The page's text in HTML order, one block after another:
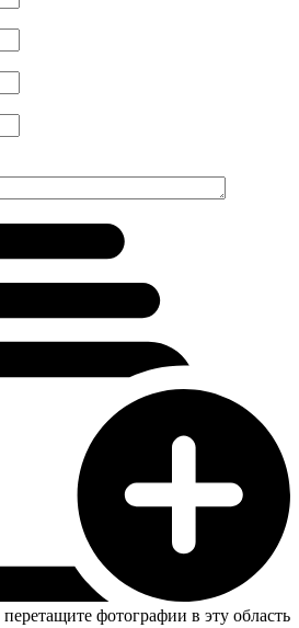
фотографии в эту область